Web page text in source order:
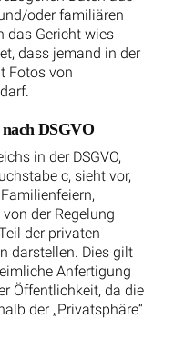
oder familiären
das Gericht wies
dass jemand in der
Fotos von
DSGVO
in der DSGVO,
c, sieht vor,
der Regelung
der privaten
darstellen. Dies gilt
Anfertigung
Öffentlichkeit, da die
der „Privatsphäre“